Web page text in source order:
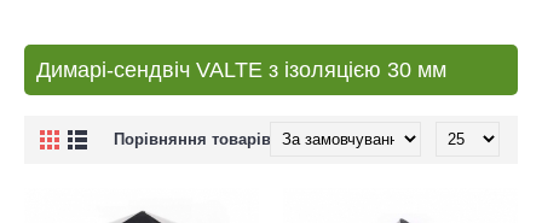
Димарі-сендвіч VALTE з ізоляцією 30 мм
Порівняння товарів (0)